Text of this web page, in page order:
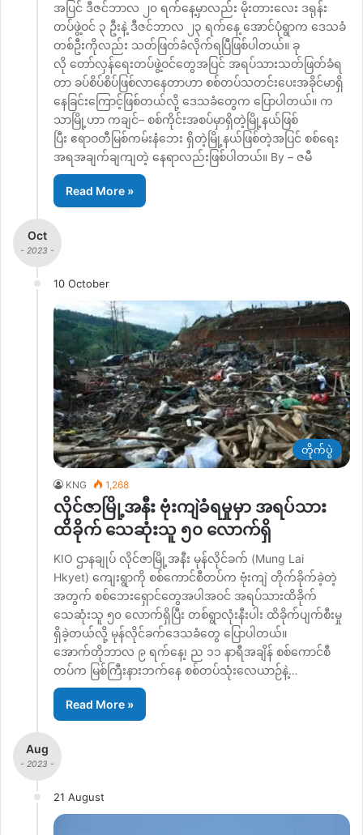
အပြင် ဒီဇင်ဘာလ ၂၀ ရက်နေ့မှာလည်း မိုးတားလေး ဒရုန်း
တပ်ဖွဲ့ဝင် ၃ ဦးနဲ့ ဒီဇင်ဘာလ ၂၃ ရက်နေ့ အောင်ပုံရွာက ဒေသခံ
တစ်ဦးကိုလည်း သတ်ဖြတ်ခံလိုက်ရပြီဖြစ်ပါတယ်။ ခု
လို တော်လှန်ရေးတပ်ဖွဲ့ဝင်တွေအပြင် အရပ်သားသတ်ဖြတ်ခံရ
တာ ခပ်စိပ်စိပ်ဖြစ်လာနေတာဟာ စစ်တပ်သတင်းပေးအခိုင်မာရှိ
နေခြင်းကြောင့်ဖြစ်တယ်လို့ ဒေသခံတွေက ပြောပါတယ်။ က
သာမြို့ဟာ ကချင်– စစ်ကိုင်းအစပ်မှာရှိတဲ့မြို့နယ်ဖြစ်
ပြီး ဧရာဝတီမြစ်ကမ်းနံဘေး ရှိတဲ့မြို့နယ်ဖြစ်တဲ့အပြင် စစ်ရေး
အရအချက်ချကျတဲ့ နေရာလည်းဖြစ်ပါတယ်။ By – ဇမီ
Read More »
Oct
- 2023 -
10 October
တိုက်ပွဲ
KNG 1,268
လိုင်ဇာမြို့အနီး ဗုံးကျဲခံရမှုမှာ အရပ်သား
ထိခိုက် သေဆုံးသူ ၅၀ လောက်ရှိ
KIO ဌာနချုပ် လိုင်ဇာမြို့အနီး မုန်လိုင်ခက် (Mung Lai
Hkyet) ကျေးရွာကို စစ်ကောင်စီတပ်က ဗုံးကျဲ တိုက်ခိုက်ခဲ့တဲ့
အတွက် စစ်ဘေးရှောင်တွေအပါအဝင် အရပ်သားထိခိုက်
သေဆုံးသူ ၅၀ လောက်ရှိပြီး တစ်ရွာလုံးနီးပါး ထိခိုက်ပျက်စီးမှု
ရှိခဲ့တယ်လို့ မုန်လိုင်ခက်ဒေသခံတွေ ပြောပါတယ်။
အောက်တိုဘာလ ၉ ရက်နေ့၊ ည ၁၁ နာရီအချိန် စစ်ကောင်စီ
တပ်က မြစ်ကြီးနားဘက်နေ စစ်တပ်သုံးလေယာဉ်နဲ့…
Read More »
Aug
- 2023 -
21 August